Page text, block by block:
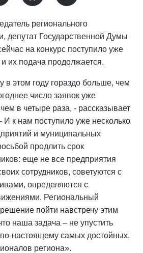
регионального
депутат Государственной Думы
на конкурс поступило уже
их подача продолжается.
в этом году гораздо больше, чем
число заявок уже
в четыре раза, - рассказывает
к нам поступило уже несколько
и муниципальных
продлить срок
еще не все предприятия
сотрудников, советуются с
определяются с
Региональный
пойти навстречу этим
наша задача – не упустить
по-настоящему самых достойных,
региона».